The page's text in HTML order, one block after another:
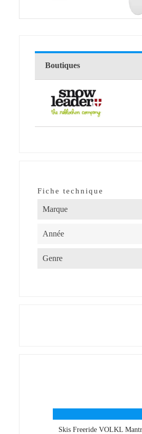
Boutiques
Fiche technique
Marque
Année
Genre
Skis Freeride VOLKL